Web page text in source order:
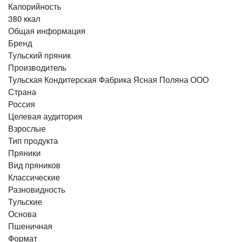
Калорийность
380 ккал
Общая информация
Бренд
Тульский пряник
Производитель
Тульская Кондитерская Фабрика Ясная Поляна ООО
Страна
Россия
Целевая аудитория
Взрослые
Тип продукта
Пряники
Вид пряников
Классические
Разновидность
Тульские
Основа
Пшеничная
Формат